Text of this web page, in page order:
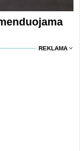
REKLAMA